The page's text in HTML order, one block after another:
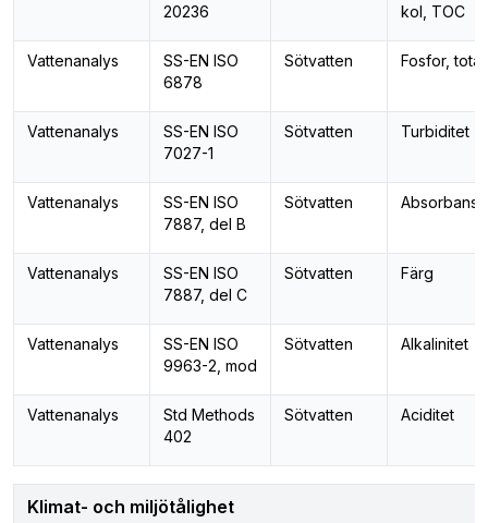
20236
kol, TOC
Vattenanalys
SS-EN ISO
6878
Sötvatten Fosfor, totalt
Vattenanalys
SS-EN ISO
7027-1
Sötvatten Turbiditet
Vattenanalys
SS-EN ISO
7887, del B
Sötvatten Absorbans
Vattenanalys
SS-EN ISO
7887, del C
Sötvatten Färg
Vattenanalys
SS-EN ISO
9963-2, mod
Sötvatten Alkalinitet
Vattenanalys
Std Methods
402
Sötvatten Aciditet
Klimat- och miljötålighet